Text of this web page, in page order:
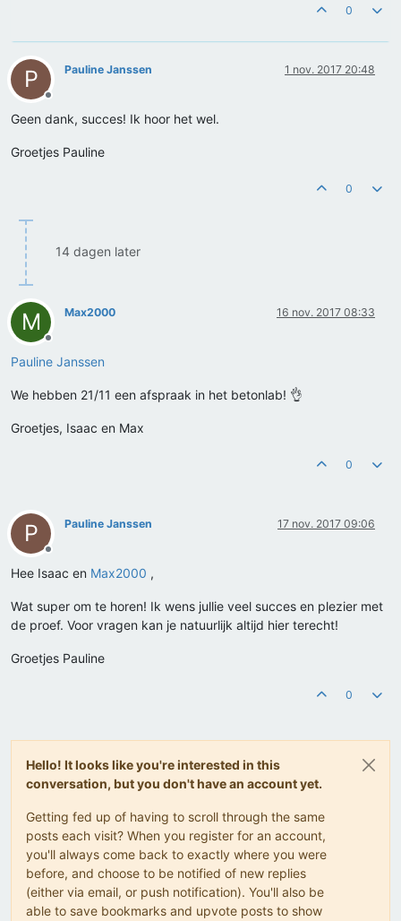
0
P
Offline
Pauline Janssen 1 nov. 2017 20:48
Geen dank, succes! Ik hoor het wel.
Groetjes Pauline
0
14 dagen later
M
Offline
Max2000 16 nov. 2017 08:33
Pauline Janssen
We hebben 21/11 een afspraak in het betonlab! 👌
Groetjes, Isaac en Max
0
P
Offline
Pauline Janssen 17 nov. 2017 09:06
Hee Isaac en Max2000 ,
Wat super om te horen! Ik wens jullie veel succes en plezier met
de proef. Voor vragen kan je natuurlijk altijd hier terecht!
Groetjes Pauline
0
Hello! It looks like you're interested in this
conversation, but you don't have an account yet.
Getting fed up of having to scroll through the same
posts each visit? When you register for an account,
you'll always come back to exactly where you were
before, and choose to be notified of new replies
(either via email, or push notification). You'll also be
able to save bookmarks and upvote posts to show